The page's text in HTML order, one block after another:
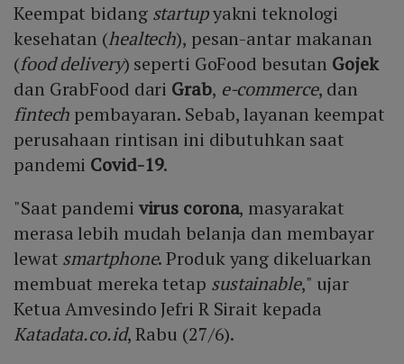
Keempat bidang startupyakni teknologi
kesehatan (healtech), pesan-antar makanan
(food delivery) seperti GoFood besutan Gojek
dan GrabFood dari Grab, e-commerce, dan
fintech pembayaran. Sebab, layanan keempat
perusahaan rintisan ini dibutuhkan saat
pandemi Covid-19.
"Saat pandemi virus corona, masyarakat
merasa lebih mudah belanja dan membayar
lewat smartphone. Produk yang dikeluarkan
membuat mereka tetap sustainable," ujar
Ketua Amvesindo Jefri R Sirait kepada
Katadata.co.id, Rabu (27/6).